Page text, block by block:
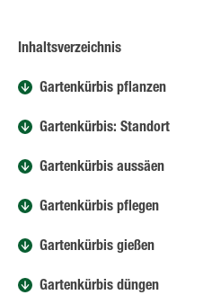
Inhaltsverzeichnis
Gartenkürbis pflanzen
Gartenkürbis: Standort
Gartenkürbis aussäen
Gartenkürbis pflegen
Gartenkürbis gießen
Gartenkürbis düngen